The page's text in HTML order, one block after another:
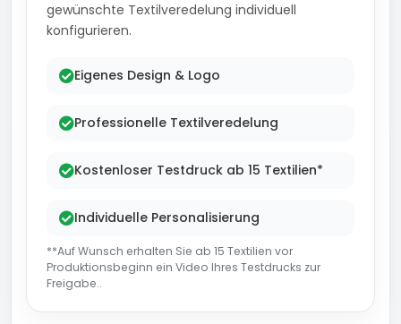
gewünschte Textilveredelung individuell
konfigurieren.
Eigenes Design & Logo
Professionelle Textilveredelung
Kostenloser Testdruck ab 15 Textilien*
Individuelle Personalisierung
**Auf Wunsch erhalten Sie ab 15 Textilien vor
Produktionsbeginn ein Video Ihres Testdrucks zur
Freigabe..